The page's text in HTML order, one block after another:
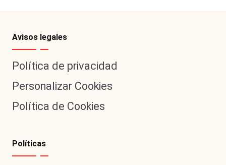
Avisos legales
Política de privacidad
Personalizar Cookies
Política de Cookies
Políticas